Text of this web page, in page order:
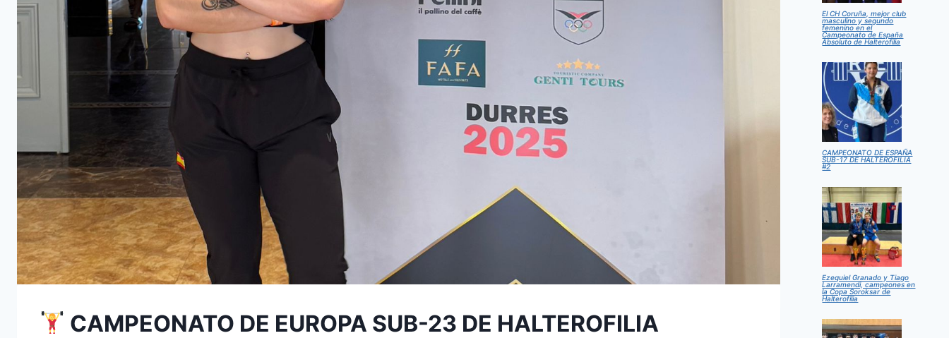
CAMPEONATO DE EUROPA SUB-23 DE HALTEROFILIA
El CH Coruña, mejor club
masculino y segundo
femenino en el
Campeonato de España
Absoluto de Halterofilia
CAMPEONATO DE ESPAÑA
SUB-17 DE HALTEROFILIA
#2
Ezequiel Granado y Tiago
Larramendi, campeones en
la Copa Soroksar de
Halterofilia